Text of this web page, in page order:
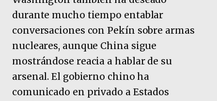
durante mucho tiempo entablar
conversaciones con Pekín sobre armas
nucleares, aunque China sigue
mostrándose reacia a hablar de su
arsenal. El gobierno chino ha
comunicado en privado a Estados